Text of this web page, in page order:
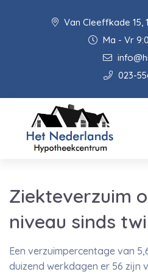
Van Cleeffkade 15,
Ma - Vr
023-
Ziekteverzuim
niveau sinds
Een verzuimpercentage van
duizend werkdagen er 56 zijn